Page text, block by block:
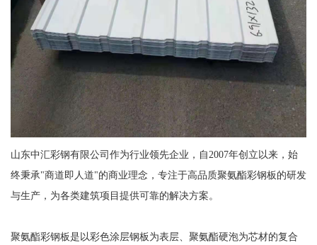
山东中汇彩钢有限公司作为行业领先企业，自2007年创立以来，始
终秉承"商道即人道"的商业理念，专注于高品质聚氨酯彩钢板的研发
与生产，为各类建筑项目提供可靠的解决方案。
聚氨酯彩钢板是以彩色涂层钢板为表层、聚氨酯硬泡为芯材的复合